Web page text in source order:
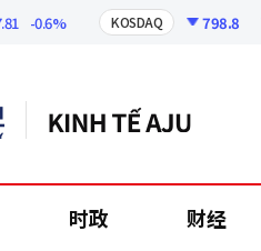
-0.6% KOSDAQ 798.8
时政 财经